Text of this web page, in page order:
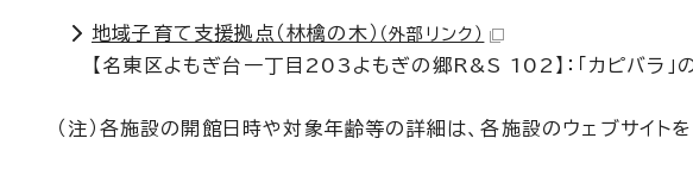
地域子育て支援拠点（林檎の木） （外部リンク）
【名東区よもぎ台一丁目203よもぎの郷R&S 102】：「カピバラ」
（注）各施設の開館日時や対象年齢等の詳細は、各施設のウェブサイトを